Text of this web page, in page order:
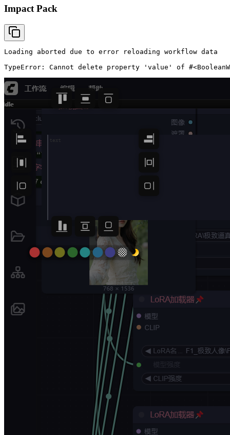
Impact Pack
Loading aborted due to error reloading workflow data
TypeError: Cannot delete property 'value' of